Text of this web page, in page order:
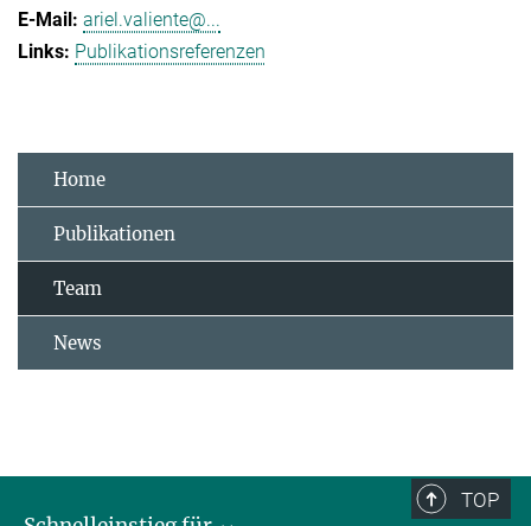
ariel.valiente@...
Publikationsreferenzen
Home
Publikationen
Team
News
TOP